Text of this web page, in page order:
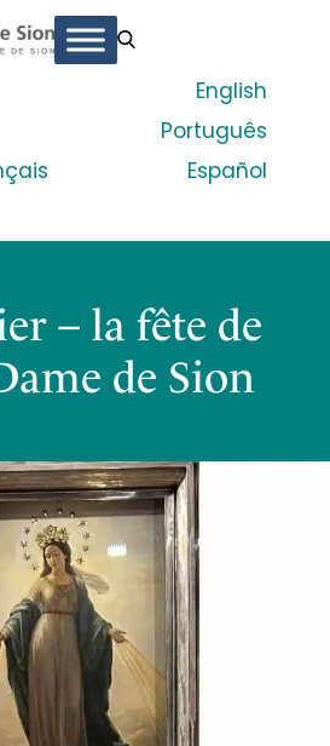
English
Português
Español
– la fête de
de Sion